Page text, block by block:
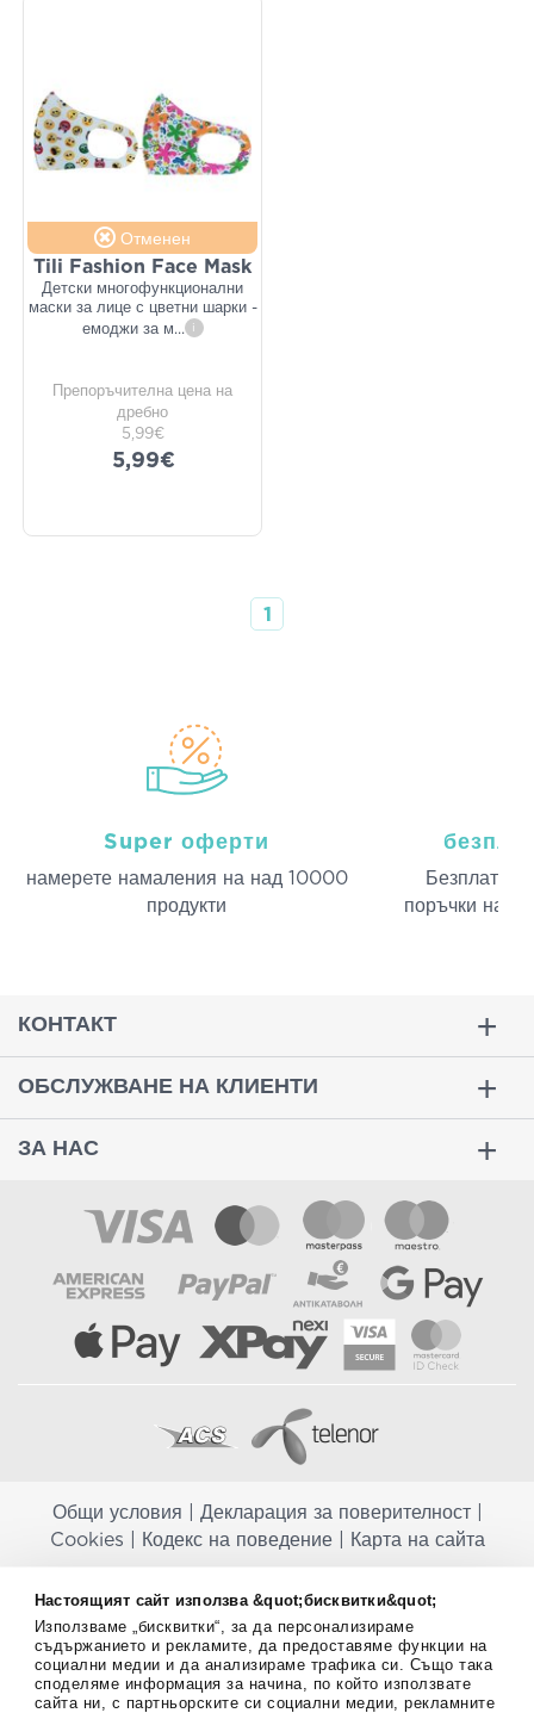
Настоящият сайт използва &quot;бисквитки&quot;
Използваме „бисквитки“, за да персонализираме
съдържанието и рекламите, да предоставяме функции на
социални медии и да анализираме трафика си. Също така
споделяме информация за начина, по който използвате
сайта ни, с партньорските си социални медии, рекламните
Отменен
Tili Fashion Face Mask
Детски многофункционални
маски за лице с цветни шарки -
емоджи за м... i
Препоръчителна цена на
дребно
5,99€
5,99€
1
Super оферти
намерeте намаления на над 10000
продукти
Безплатна
поръчки над
КОНТАКТ
ОБСЛУЖВАНЕ НА КЛИЕНТИ
ЗА НАС
Общи условия Декларация за поверителност|
Cookies
Кодекс на поведение| Карта на сайта
заместват балансираната диета и не са предназначени за
профилактика, лечение или лечение на човешки заболявания.
Консултирайте се с Вашия лекар, ако сте бременна, кърмите,
приемате лекарства или имате някакви здравословни проблеми,
преди да използвате някаква хранителна добавка. Непрекъснато се